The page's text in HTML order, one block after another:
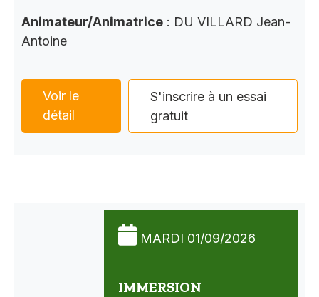
Animateur/Animatrice : DU VILLARD Jean-
Antoine
Voir le
détail
S'inscrire à un essai
gratuit
MARDI 01/09/2026
IMMERSION